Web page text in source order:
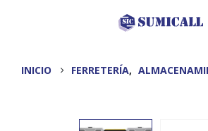
INICIO FERRETERÍA,